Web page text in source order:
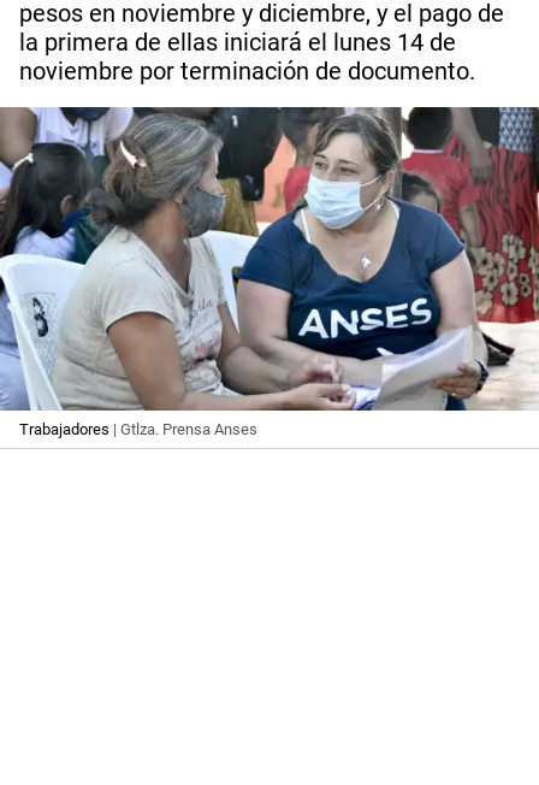
pesos en noviembre y diciembre, y el pago de
la primera de ellas iniciará el lunes 14 de
noviembre por terminación de documento.
Trabajadores | Gtlza. Prensa Anses